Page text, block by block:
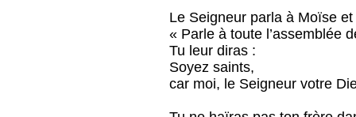
Le Seigneur parla à Moïse et
« Parle à toute l’assemblée
Tu leur diras :
Soyez saints,
car moi, le Seigneur votre